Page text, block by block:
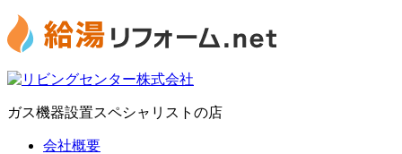
ガス機器設置スペシャリストの店
会社概要